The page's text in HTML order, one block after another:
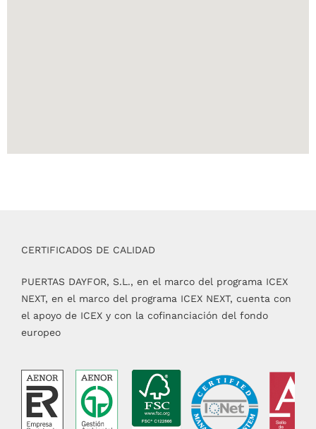
CERTIFICADOS DE CALIDAD
PUERTAS DAYFOR, S.L., en el marco del programa ICEX
NEXT, en el marco del programa ICEX NEXT, cuenta con
el apoyo de ICEX y con la cofinanciación del fondo
europeo